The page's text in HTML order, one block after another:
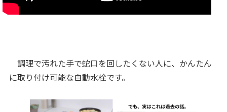
調理で汚れた手で蛇口を回したくない人に、かんたん
に取り付け可能な自動水栓です。